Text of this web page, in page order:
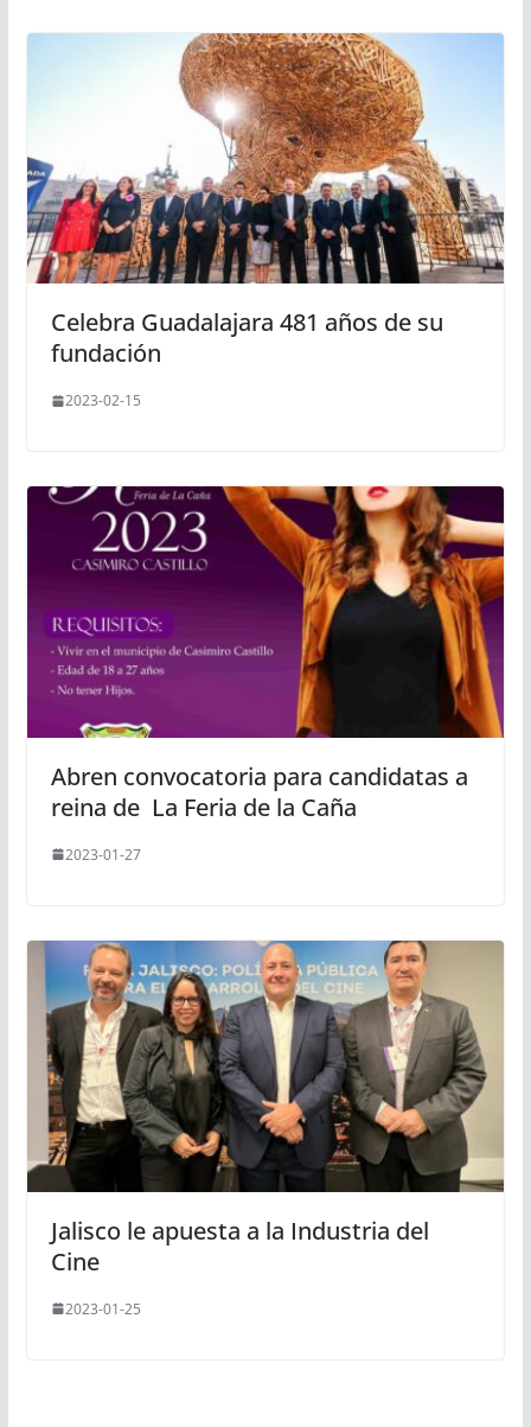
Celebra Guadalajara 481 años de su
fundación
2023-02-15
Abren convocatoria para candidatas a
reina de La Feria de la Caña
2023-01-27
Jalisco le apuesta a la Industria del
Cine
2023-01-25